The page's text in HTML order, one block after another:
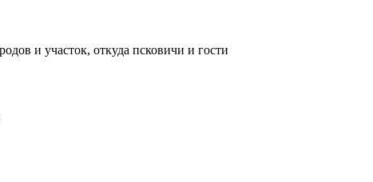
и участок, откуда псковичи и гости